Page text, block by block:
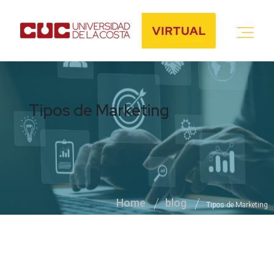
Tipos de Marketing
Home blog Tipos de Marketing